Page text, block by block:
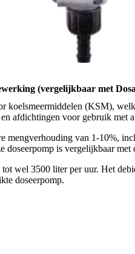
(vergelijkbaar met
koelsmeermiddelen (KSM),
afdichtingen voor gebruik met
mengverhouding van 1-10%,
doseerpomp is vergelijkbaar
wel 3500 liter per uur. Het
doseerpomp.